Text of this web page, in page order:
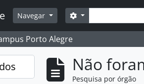
Navegar Pesquisar
Opções de busca
Porto Alegre
Não
Pesquisa por órgão